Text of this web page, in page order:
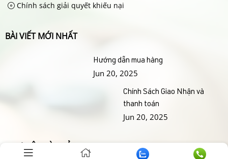
Chính sách giải quyết khiếu nại
BÀI VIẾT MỚI NHẤT
Hướng dẫn mua hàng
Jun 20, 2025
Chính Sách Giao Nhận và
thanh toán
Jun 20, 2025
THƯ VIỆN HÌNH ẢNHH